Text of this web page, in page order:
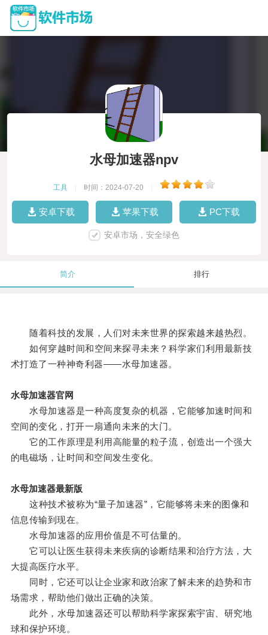
水母加速器npv
工具 时间：2024-07-20
安卓下载 苹果下载 PC下载
安卓市场，安全绿色
简介 排行
随着科技的发展，人们对未来世界的探索越来越热烈。
如何穿越时间和空间来探寻未来？科学家们利用最新技
术打造了一种神奇利器——水母加速器。
水母加速器官网
水母加速器是一种高度复杂的机器，它能够加速时间和
空间的变化，打开一扇通向未来的大门。
它的工作原理是利用高能量的粒子流，创造出一个强大
的电磁场，让时间和空间发生变化。
水母加速器最新版
这种技术被称为“量子加速器”，它能够将未来的图像和
信息传输到现在。
水母加速器的应用价值是不可估量的。
它可以让医生获得未来疾病的诊断结果和治疗方法，大
大提高医疗水平。
同时，它还可以让企业家和政治家了解未来的趋势和市
场需求，帮助他们做出正确的决策。
此外，水母加速器还可以帮助科学家探索宇宙、研究地
球和保护环境。